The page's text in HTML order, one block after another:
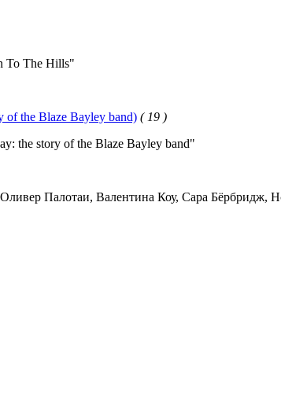
To The Hills"
of the Blaze Bayley band) ( 19 )
the story of the Blaze Bayley band"
Палотаи, Валентина Коу, Сара Бёрбридж,